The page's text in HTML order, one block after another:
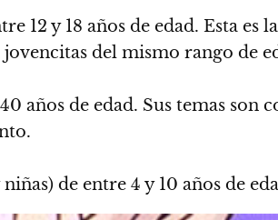
12 y 18 años de edad. Esta es
del mismo rango de
años de edad. Sus temas son
de entre 4 y 10 años de